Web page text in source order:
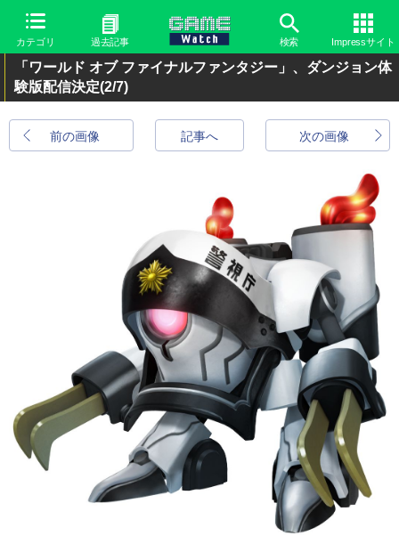
カテゴリ 過去記事 検索 Impressサイト
「ワールド オブ ファイナルファンタジー」、ダンジョン体
験版配信決定(2/7)
前の画像 次の画像
記事へ